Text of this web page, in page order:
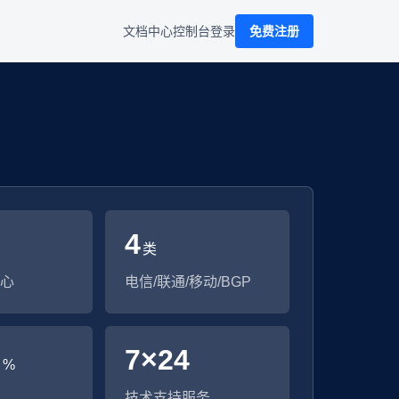
文档中心控制台登录 免费注册
4类
电信/联通/移动/BGP
% 7×24